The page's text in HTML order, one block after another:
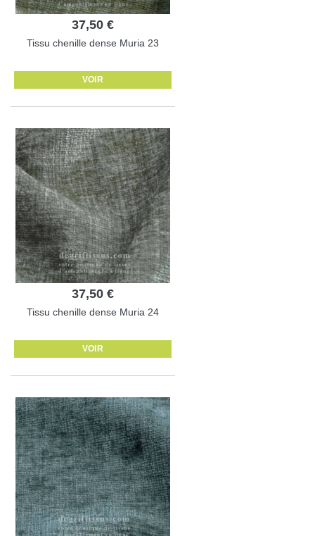
37,50 €
Tissu chenille dense Muria 23
VOIR
37,50 €
Tissu chenille dense Muria 24
VOIR